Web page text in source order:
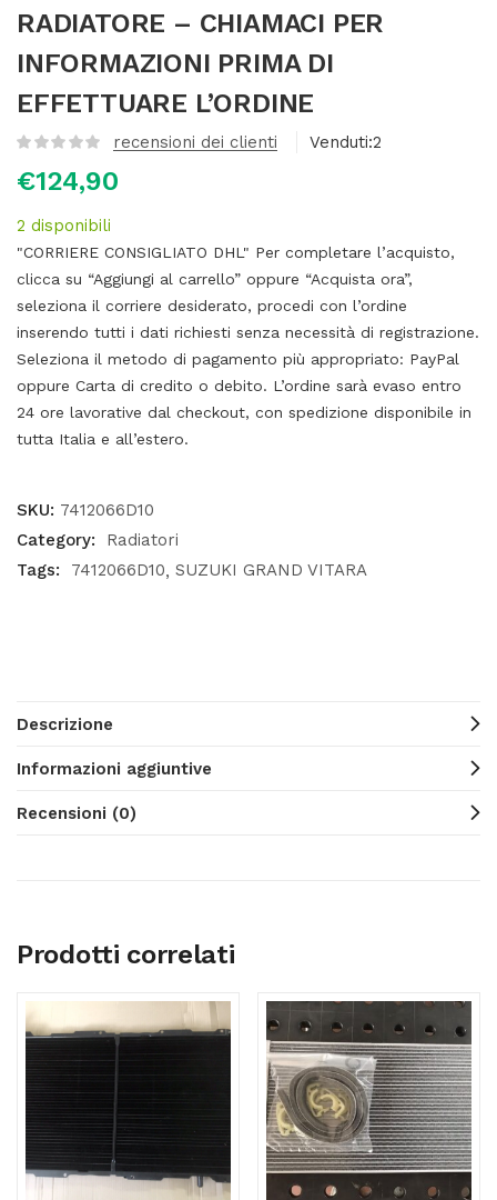
RADIATORE – CHIAMACI PER
INFORMAZIONI PRIMA DI
EFFETTUARE L’ORDINE
recensioni dei clienti Venduti:2
€124,90
2 disponibili
"CORRIERE CONSIGLIATO DHL" Per completare l’acquisto,
clicca su “Aggiungi al carrello” oppure “Acquista ora”,
seleziona il corriere desiderato, procedi con l’ordine
inserendo tutti i dati richiesti senza necessità di registrazione.
Seleziona il metodo di pagamento più appropriato: PayPal
oppure Carta di credito o debito. L’ordine sarà evaso entro
24 ore lavorative dal checkout, con spedizione disponibile in
tutta Italia e all’estero.
SKU: 7412066D10
Category:
Radiatori
Tags:
7412066D10 SUZUKI GRAND VITARA
Descrizione
Informazioni aggiuntive
Recensioni (0)
Prodotti correlati